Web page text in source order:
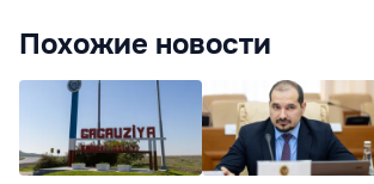
Похожие новости